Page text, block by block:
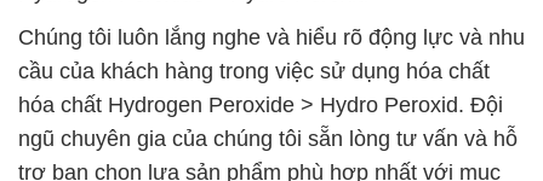
Chúng tôi luôn lắng nghe và hiểu rõ động lực và nhu
cầu của khách hàng trong việc sử dụng hóa chất
hóa chất Hydrogen Peroxide > Hydro Peroxid. Đội
ngũ chuyên gia của chúng tôi sẵn lòng tư vấn và hỗ
trợ bạn chọn lựa sản phẩm phù hợp nhất với mục